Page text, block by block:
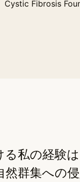
Cystic Fibrosis
私の経験
群集への